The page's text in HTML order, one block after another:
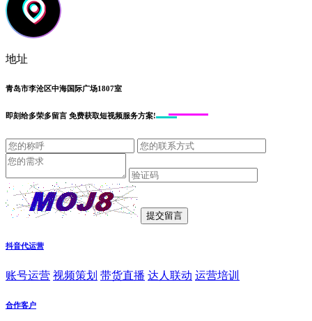
地址
青岛市李沧区中海国际广场1807室
即刻给多荣多留言 免费获取短视频服务方案!
抖音代运营
账号运营 视频策划 带货直播 达人联动 运营培训
合作客户